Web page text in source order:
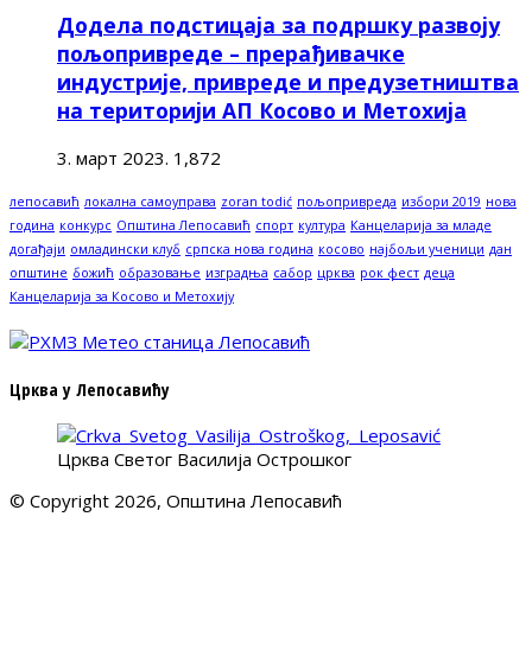
Додела подстицаја за подршку развоју
пољопривреде – прерађивачке
индустрије, привреде и предузетништва
на територији АП Косово и Метохија
3. март 2023. 1,872
лепосавић локална самоуправа zoran todić пољопривреда избори 2019 нова
година конкурс Општина Лепосавић спорт култура Канцеларија за младе
догађаји омладински клуб српска нова година косово најбољи ученици дан
општине божић образовање изградња сабор црква рок фест деца
Канцеларија за Косово и Метохију
Црква у Лепосавићу
Црква Светог Василија Острошког
© Copyright 2026, Општина Лепосавић